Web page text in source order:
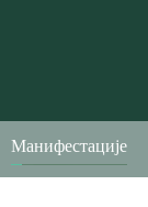
Манифестације